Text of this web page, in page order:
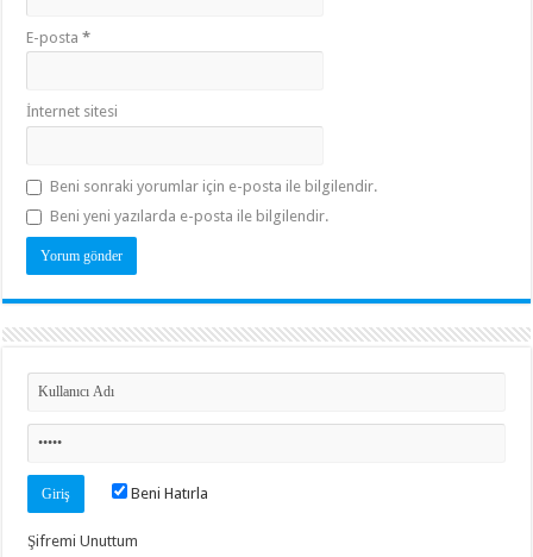
E-posta*
İnternet sitesi
Beni sonraki yorumlar için e-posta ile bilgilendir.
Beni yeni yazılarda e-posta ile bilgilendir.
Beni Hatırla
Şifremi Unuttum